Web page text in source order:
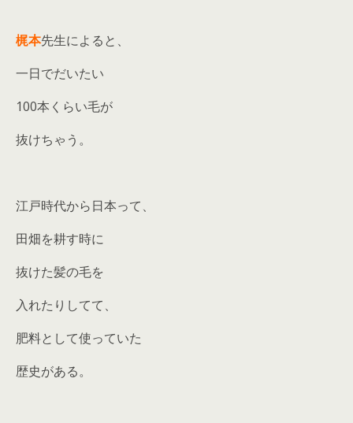
梶本先生によると、
一日でだいたい
100本くらい毛が
抜けちゃう。
江戸時代から日本って、
田畑を耕す時に
抜けた髪の毛を
入れたりしてて、
肥料として使っていた
歴史がある。